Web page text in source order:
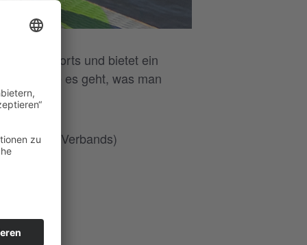
und bietet ein
dir, wie es geht, was man
Paddle Verbands)